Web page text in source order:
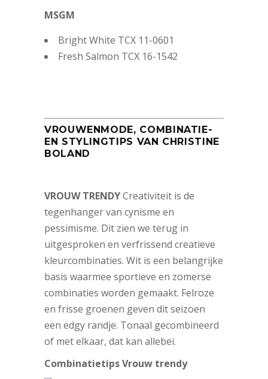
MSGM
Bright White TCX 11-0601
Fresh Salmon TCX 16-1542
VROUWENMODE, COMBINATIE-
EN STYLINGTIPS VAN CHRISTINE
BOLAND
VROUW TRENDYCreativiteit is de
tegenhanger van cynisme en
pessimisme. Dit zien we terug in
uitgesproken en verfrissend creatieve
kleurcombinaties. Wit is een belangrijke
basis waarmee sportieve en zomerse
combinaties worden gemaakt. Felroze
en frisse groenen geven dit seizoen
een edgy randje. Tonaal gecombineerd
of met elkaar, dat kan allebei.
Combinatietips Vrouw trendy